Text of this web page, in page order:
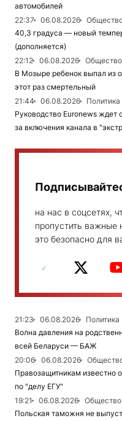
автомобилей
22:37
06.08.2026
40,3 градуса — новый
(дополняется)
22:12
06.08.2026
Общество
В Мозыре ребенок выпал из
этот раз смертельный
21:44
06.08.2026
Политика
Руководство Euronews ждет
за включения канала в
на нас в соцсетях,
пропустить важные
это безопасно для
21:23 06.08.2026
Политика
Волна давления на
всей Беларуси — БАЖ
20:06
06.08.2026
Правозащитникам известно
по "делу ЕГУ"
19:21
06.08.2026
Польская таможня не